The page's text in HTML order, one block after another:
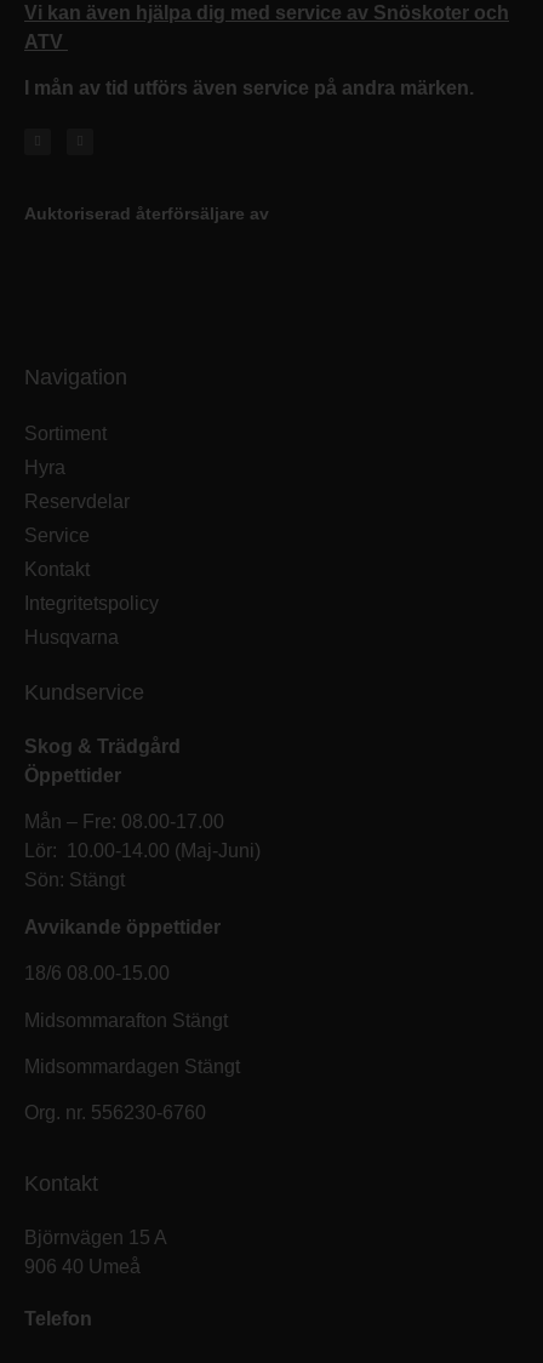
Vi kan även hjälpa dig med service av Snöskoter och
ATV
I mån av tid utförs även service på andra märken.
Auktoriserad återförsäljare av
Navigation
Sortiment
Hyra
Reservdelar
Service
Kontakt
Integritetspolicy
Husqvarna
Kundservice
Skog & Trädgård
Öppettider
Mån – Fre: 08.00-17.00
Lör: 10.00-14.00 (Maj-Juni)
Sön: Stängt
Avvikande öppettider
18/6 08.00-15.00
Midsommarafton Stängt
Midsommardagen Stängt
Org. nr. 556230-6760
Kontakt
Björnvägen 15 A
906 40 Umeå
Telefon